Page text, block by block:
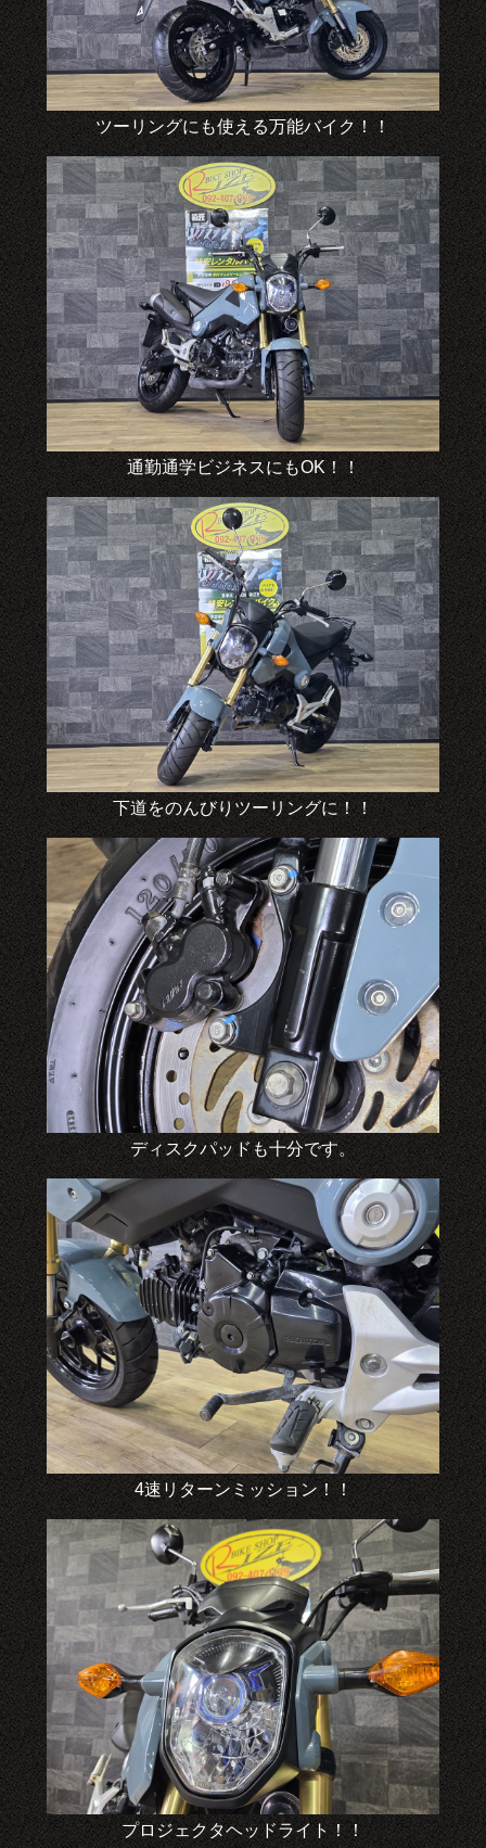
ツーリングにも使える万能バイク！！
通勤通学ビジネスにもOK！！
下道をのんびりツーリングに！！
ディスクパッドも十分です。
4速リターンミッション！！
プロジェクタヘッドライト！！